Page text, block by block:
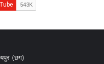
(छग)